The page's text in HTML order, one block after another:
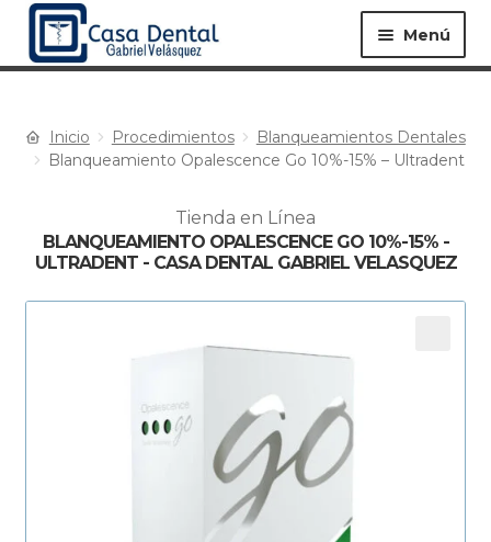
Menú
Equipos ▸ Materiales ▸
Especialidades ▸ Instrumentos ▸
Desechables ▸
Productos Más Vendidos ▸
Inicio Procedimientos
Blanqueamientos Dentales
Blanqueamiento Opalescence Go 10%-15% – Ultradent
Tienda en Línea
BLANQUEAMIENTO OPALESCENCE GO 10%-15% -
ULTRADENT - CASA DENTAL GABRIEL VELASQUEZ